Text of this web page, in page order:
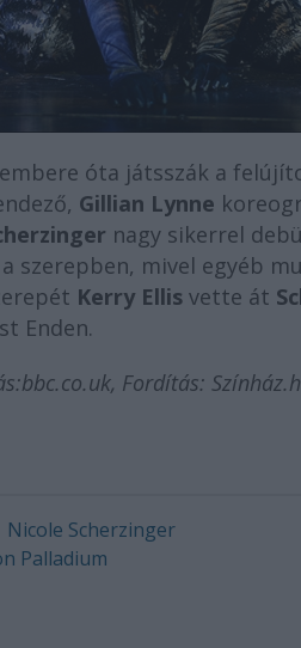
óta játsszák a
Gillian Lynne
nagy sikerrel
szerepben, mivel egyéb
Kerry Ellis vette át
Enden.
Fordítás:
Nicole Scherzinger
Palladium